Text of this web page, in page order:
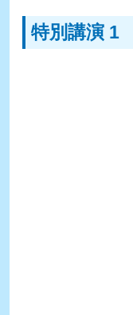
特別講演 1